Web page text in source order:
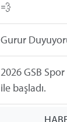
💨
Gurur
2026 GSB Spor
ile başladı.